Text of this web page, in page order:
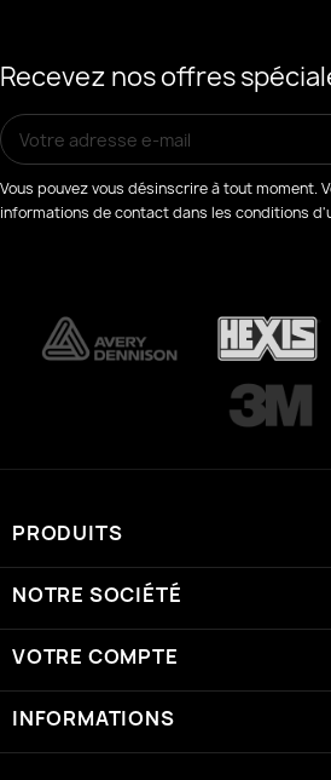
Recevez nos offres
Vous pouvez vous désinscrire à tout moment.
informations de contact dans les conditions
PRODUITS
NOTRE SOCIÉTÉ
VOTRE COMPTE
INFORMATIONS